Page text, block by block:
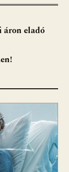
áron eladó